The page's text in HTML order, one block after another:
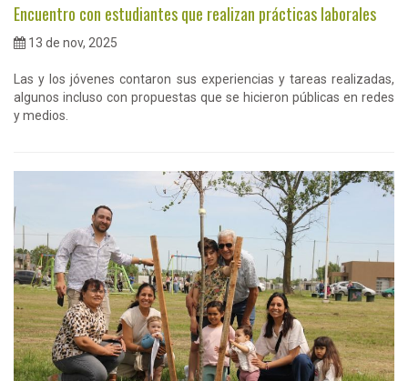
Encuentro con estudiantes que realizan prácticas laborales
13 de nov, 2025
Las y los jóvenes contaron sus experiencias y tareas realizadas,
algunos incluso con propuestas que se hicieron públicas en redes
y medios.